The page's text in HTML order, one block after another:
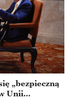
„bezpieczną
Unii